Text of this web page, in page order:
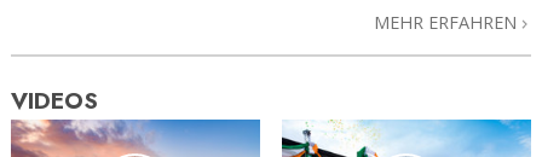
MEHR ERFAHREN
VIDEOS